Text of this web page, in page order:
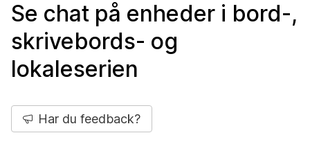
Se chat på enheder i bord-,
skrivebords- og
lokaleserien
Har du feedback?